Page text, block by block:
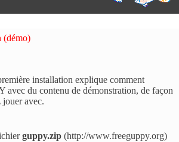
(démo)
installation explique comment
avec du contenu de démonstration, de façon
jouer avec.
guppy.zip (http://www.freeguppy.org)